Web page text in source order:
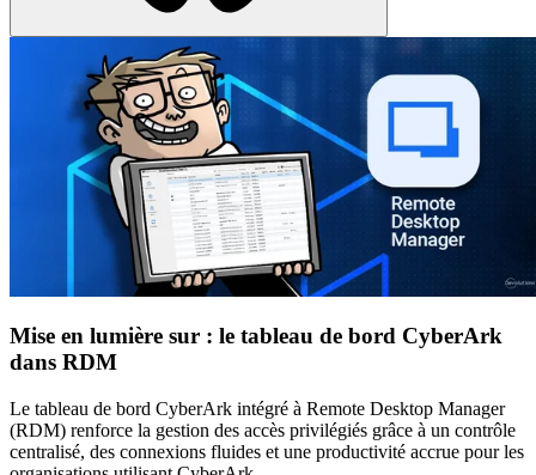
Mise en lumière sur : le tableau de bord CyberArk
dans RDM
Le tableau de bord CyberArk intégré à Remote Desktop Manager
(RDM) renforce la gestion des accès privilégiés grâce à un contrôle
centralisé, des connexions fluides et une productivité accrue pour les